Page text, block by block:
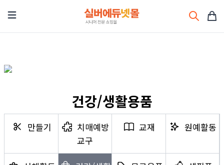
건강/생활용품
만들기
치매예방
교구
교재 원예활동